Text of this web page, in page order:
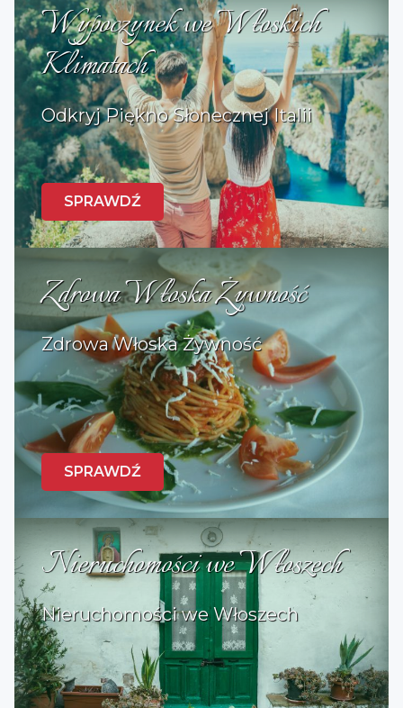
Wypoczynek we Włoskich
Klimatach
Odkryj Piękno Słonecznej Italii
SPRAWDŹ
Zdrowa Włoska Żywność
Zdrowa Włoska Żywność
SPRAWDŹ
Nieruchomości we Włoszech
Nieruchomości we Włoszech